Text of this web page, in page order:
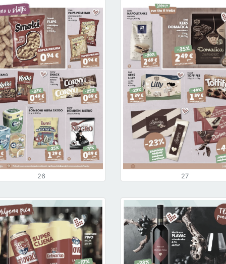
26 27